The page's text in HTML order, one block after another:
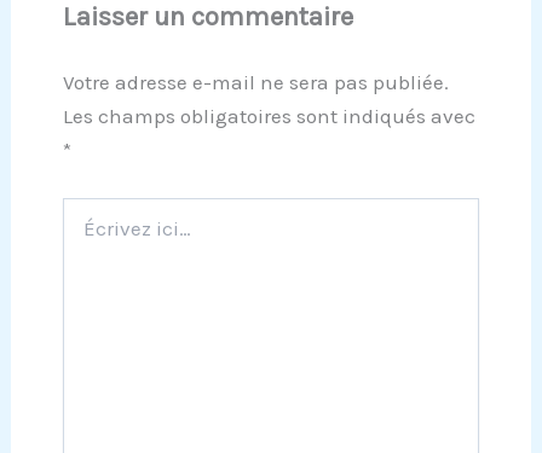
Laisser un commentaire
Votre adresse e-mail ne sera pas publiée.
Les champs obligatoires sont indiqués avec
*
ici…